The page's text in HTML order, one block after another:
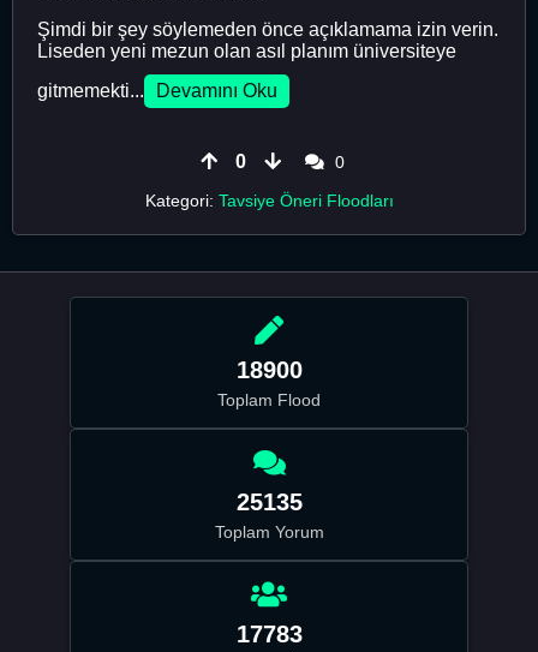
Şimdi bir şey söylemeden önce açıklamama izin verin.
Liseden yeni mezun olan asıl planım üniversiteye
gitmemekti...
Devamını Oku
0
0
Kategori: Tavsiye Öneri Floodları
18900
Toplam Flood
25135
Toplam Yorum
17783